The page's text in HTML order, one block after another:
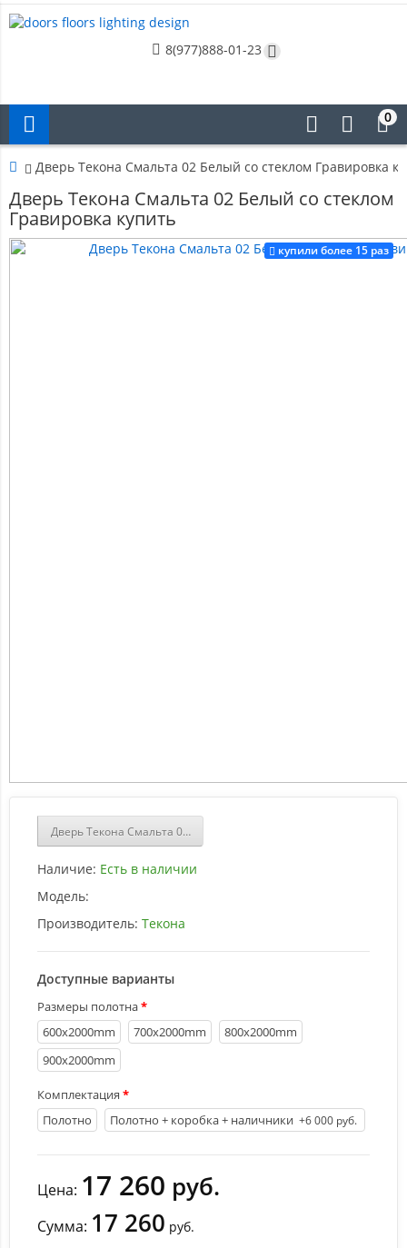
8(977)888-01-23
0
Дверь Текона Смальта 02 Белый со стеклом Гравировка
Дверь Текона Смальта 02 Белый со стеклом
Гравировка купить
купили более 15 раз
Дверь Текона Смальта 02 Белый купить
Наличие: Есть в наличии
Модель:
Производитель: Текона
Доступные варианты
Размеры полотна
600х2000mm
700х2000mm
800х2000mm
900х2000mm
Комплектация
Полотно
Полотно + коробка + наличники +6 000 руб.
Цена: 17 260 руб.
Сумма: 17 260 руб.